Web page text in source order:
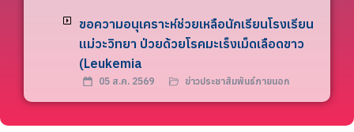
ขอความอนุเคราะห์ช่วยเหลือนักเรียนโรงเรียน
แม่วะวิทยา ป่วยด้วยโรคมะเร็งเม็ดเลือดขาว
(Leukemia
05 ส.ค. 2569 ข่าวประชาสัมพันธ์ภายนอก